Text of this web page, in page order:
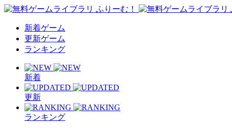
新着ゲーム
更新ゲーム
ランキング
新着
更新
ランキング